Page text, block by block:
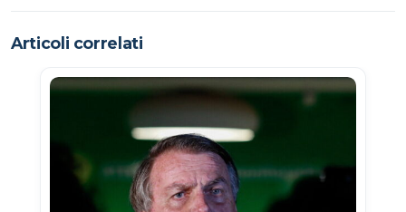
Articoli correlati